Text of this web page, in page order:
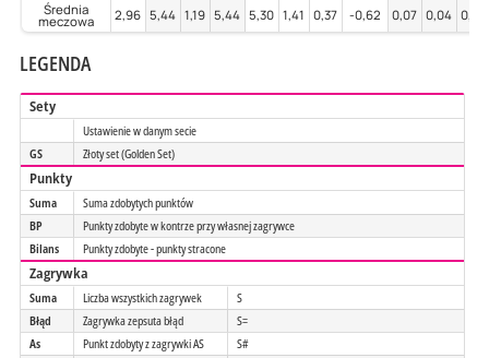
Średnia
meczowa 2,96 5,44 1,19 5,44 5,30 1,41 0,37 -0,62 0,07 0,04 0,00
LEGENDA
Sety
Ustawienie w danym secie
GS
Złoty set (Golden Set)
Punkty
Suma
Suma zdobytych punktów
BP
Punkty zdobyte w kontrze przy własnej zagrywce
Bilans
Punkty zdobyte - punkty stracone
Zagrywka
Suma Liczba wszystkich zagrywek
S
Błąd
Zagrywka zepsuta błąd
S=
As
Punkt zdobyty z zagrywki AS
S#